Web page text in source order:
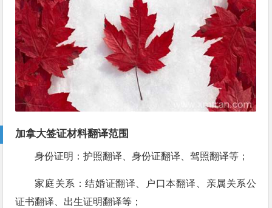
加拿大签证材料翻译范围
身份证明：护照翻译、身份证翻译、驾照翻译等；
家庭关系：结婚证翻译、户口本翻译、亲属关系公
证书翻译、出生证明翻译等；